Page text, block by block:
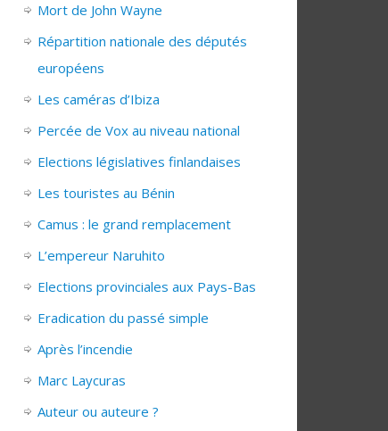
Mort de John Wayne
Répartition nationale des députés
européens
Les caméras d’Ibiza
Percée de Vox au niveau national
Elections législatives finlandaises
Les touristes au Bénin
Camus : le grand remplacement
L’empereur Naruhito
Elections provinciales aux Pays-Bas
Eradication du passé simple
Après l’incendie
Marc Laycuras
Auteur ou auteure ?